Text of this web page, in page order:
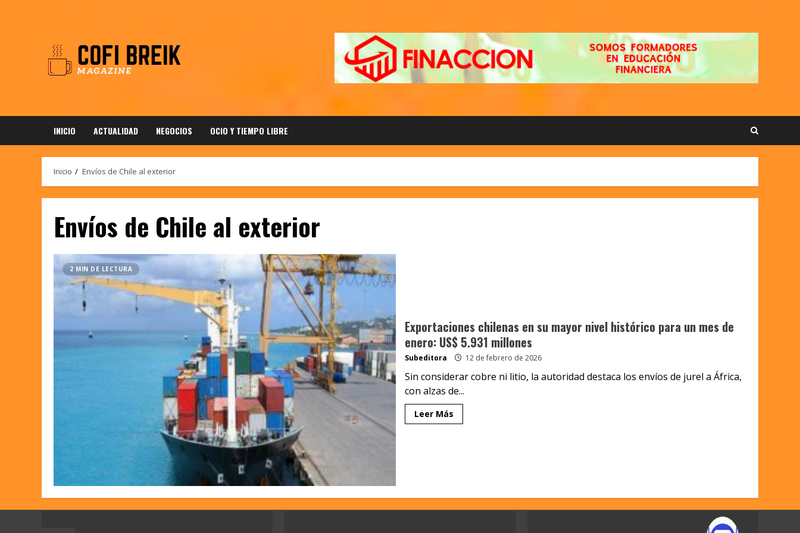
INICIO ACTUALIDAD NEGOCIOS OCIO Y TIEMPO LIBRE
Inicio Envíos de Chile al exterior
Envíos de Chile al exterior
2 MIN DE LECTURA
Exportaciones chilenas en su mayor nivel histórico para un mes de
enero: US$ 5.931 millones
Subeditora 12 de febrero de 2026
Sin considerar cobre ni litio, la autoridad destaca los envíos de jurel a África,
con alzas de...
Leer Más